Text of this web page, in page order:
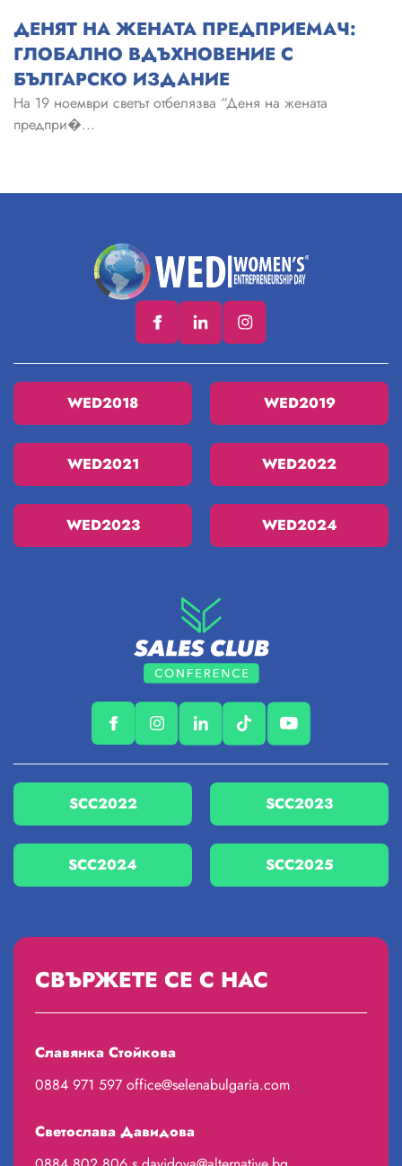
ДЕНЯТ НА ЖЕНАТА ПРЕДПРИЕМАЧ:
ГЛОБАЛНО ВДЪХНОВЕНИЕ С
БЪЛГАРСКО ИЗДАНИЕ
На 19 ноември светът отбелязва “Деня на жената
предпри�...
WED2018 WED2019
WED2021 WED2022
WED2023 WED2024
SCC2022 SCC2023
SCC2024 SCC2025
СВЪРЖЕТЕ СЕ С НАС
Славянка Стойкова
0884 971 597 office@selenabulgaria.com
Светослава Давидова